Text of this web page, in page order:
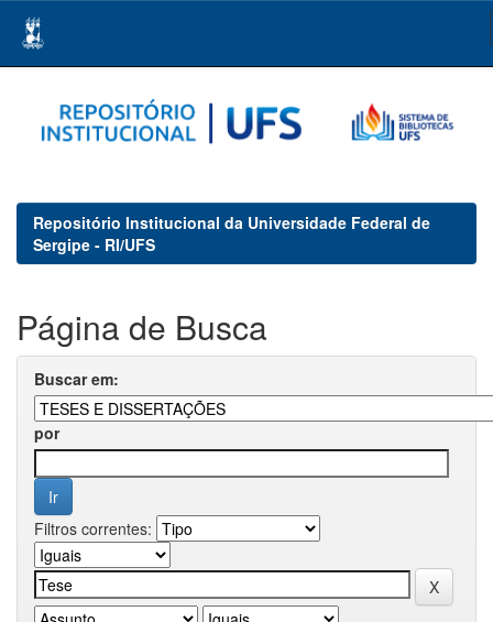
navigation
Repositório Institucional da Universidade Federal de
Sergipe - RI/UFS
Página de Busca
Buscar em:
por
Filtros correntes: